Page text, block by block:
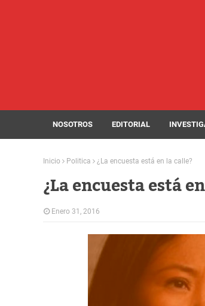
NOSOTROS EDITORIAL
Inicio Politica ¿La encuesta está en la calle?
¿La encuesta está
Enero 31, 2016